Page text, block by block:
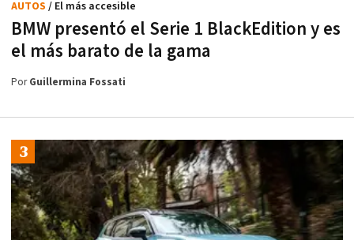
BMW presentó el Serie 1 BlackEdition y es
el más barato de la gama
AUTOS / El más accesible
PorGuillermina Fossati